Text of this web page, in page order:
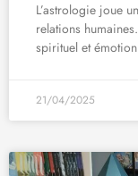
L’astrologie joue
relations
spirituel et
21/04/2025